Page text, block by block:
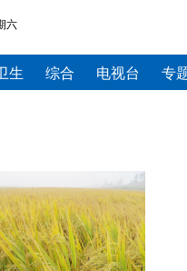
六
生 综合 电视台 专